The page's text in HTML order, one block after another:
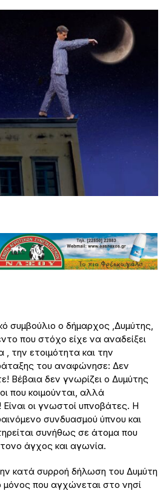
συμβούλιο ο δήμαρχος ,Δυμύτης,
που στόχο είχε να αναδείξει
την ετοιμότητα και την
του αναφώνησε: Δεν
Βέβαια δεν γνωρίζει ο Δυμύτης
που κοιμούνται, αλλά
οι γνωστοί υπνοβάτες. Η
συνδυασμού ύπνου και
συνήθως σε άτομα που
άγχος και αγωνία.
κατά συρροή δήλωση του Δυμύτη
μόνος που αγχώνεται στο νησί